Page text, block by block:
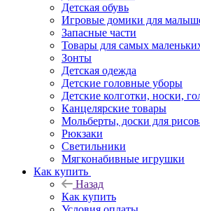
Детская обувь
Игровые домики для
Запасные части
Товары для самых
Зонты
Детская одежда
Детские головные уборы
Детские колготки, носки,
Канцелярские товары
Мольберты, доски для
Рюкзаки
Светильники
Мягконабивные игрушки
Как купить
Назад
Как купить